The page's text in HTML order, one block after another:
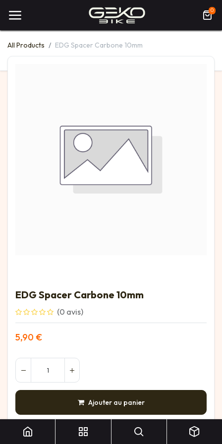
0
All Products EDG Spacer Carbone 10mm
EDG Spacer Carbone 10mm
(0 avis)
5,90 €
Ajouter au panier
AJOUTER À LA LISTE DE SOUHAITS